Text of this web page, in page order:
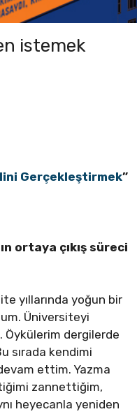
istemek
Gerçekleştirmek”
ortaya çıkış süreci
yıllarında yoğun bir
Üniversiteyi
dergilerde
sırada kendimi
ettim. Yazma
zannettiğim,
heyecanla yeniden